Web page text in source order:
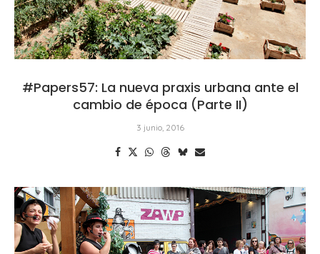
#Papers57: La nueva praxis urbana ante el
cambio de época (Parte II)
3 junio, 2016